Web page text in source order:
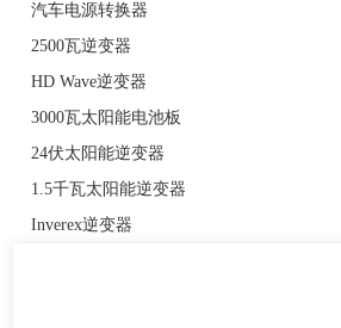
汽车电源转换器
2500瓦逆变器
HD Wave逆变器
3000瓦太阳能电池板
24伏太阳能逆变器
1.5千瓦太阳能逆变器
Inverex逆变器